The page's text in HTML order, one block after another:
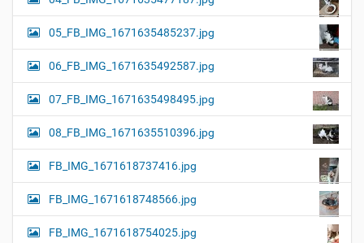
05_FB_IMG_1671635485237.jpg
06_FB_IMG_1671635492587.jpg
07_FB_IMG_1671635498495.jpg
08_FB_IMG_1671635510396.jpg
FB_IMG_1671618737416.jpg
FB_IMG_1671618748566.jpg
FB_IMG_1671618754025.jpg